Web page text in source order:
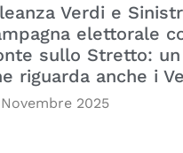
Verdi e
elettorale
sullo Stretto:
riguarda anche i
2025